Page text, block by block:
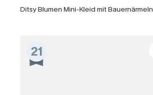
Ditsy Blumen Mini-Kleid mit Bauernärmeln
21